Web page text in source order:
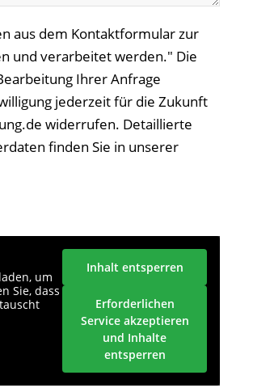
aus dem Kontaktformular zur
und verarbeitet werden." Die
Ihrer Anfrage
jederzeit für die Zukunft
widerrufen. Detaillierte
finden Sie in unserer
um
Sie, dass
Inhalt entsperren
Erforderlichen
Service akzeptieren
und Inhalte
entsperren